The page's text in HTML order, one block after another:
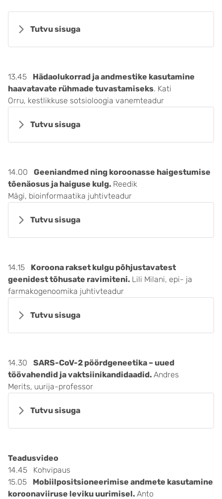
Tutvu sisuga
13.45 Hädaolukorrad ja andmestike kasutamine
haavatavate rühmade tuvastamiseks. Kati
Orru, kestlikkuse sotsioloogia vanemteadur
Tutvu sisuga
14.00 Geeniandmed ning koroonasse haigestumise
tõenäosus ja haiguse kulg. Reedik
Mägi, bioinformaatika juhtivteadur
Tutvu sisuga
14.15 Koroona rakset kulgu põhjustavatest
geenidest tõhusate ravimiteni. Lili Milani, epi- ja
farmakogenoomika juhtivteadur
Tutvu sisuga
14.30 SARS-CoV-2 pöördgeneetika – uued
töövahendid ja vaktsiinikandidaadid. Andres
Merits, uurija-professor
Tutvu sisuga
Teadusvideo
14.45 Kohvipaus
15.05 Mobiilpositsioneerimise andmete kasutamine
koroonaviiruse leviku uurimisel. Anto